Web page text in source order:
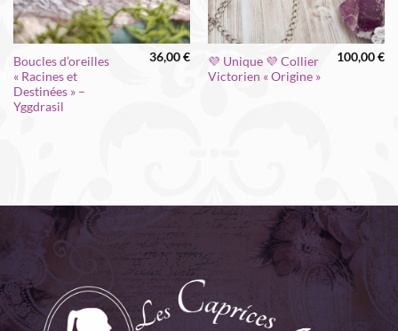
Boucles d’oreilles
« Racines et
Destinées » –
Yggdrasil
36,00€
💜 Unique 💜 Collier
Victorien « Origine »
100,00€